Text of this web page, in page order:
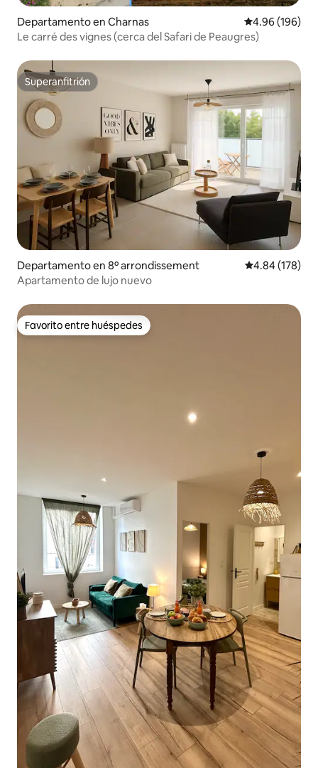
Departamento en Charnas Calificación
4.96 (196)
Le carré des vignes (cerca del Safari de Peaugres)
Superanfitrión
Superanfitrión
Departamento en 8º arrondissement Calificación
4.84 (178)
Apartamento de lujo nuevo
Favorito entre huéspedes
Favorito entre huéspedes